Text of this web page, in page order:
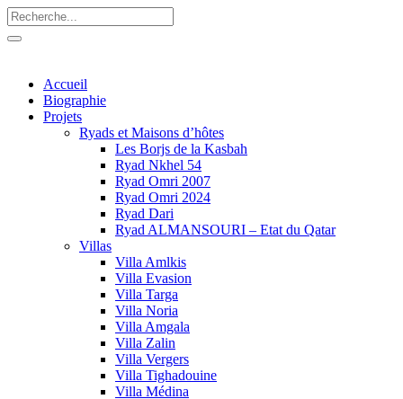
Accueil
Biographie
Projets
Ryads et Maisons d’hôtes
Les Borjs de la Kasbah
Ryad Nkhel 54
Ryad Omri 2007
Ryad Omri 2024
Ryad Dari
Ryad ALMANSOURI – Etat du Qatar
Villas
Villa Amlkis
Villa Evasion
Villa Targa
Villa Noria
Villa Amgala
Villa Zalin
Villa Vergers
Villa Tighadouine
Villa Médina